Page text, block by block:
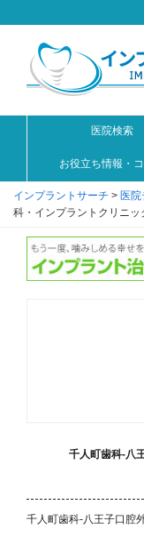
医院検索
お役立ち情報・
インプラントサーチ > 医院
科・インプラントクリニッ
千人町歯科‐八
千人町歯科‐八王子口腔